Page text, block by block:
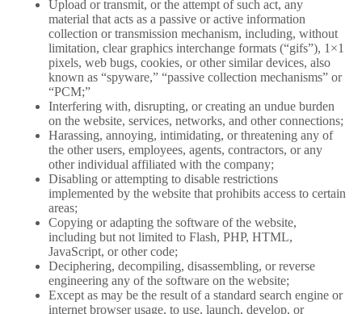
Upload or transmit, or the attempt of such act, any
material that acts as a passive or active information
collection or transmission mechanism, including, without
limitation, clear graphics interchange formats (“gifs”), 1×1
pixels, web bugs, cookies, or other similar devices, also
known as “spyware,” “passive collection mechanisms” or
“PCM;”
Interfering with, disrupting, or creating an undue burden
on the website, services, networks, and other connections;
Harassing, annoying, intimidating, or threatening any of
the other users, employees, agents, contractors, or any
other individual affiliated with the company;
Disabling or attempting to disable restrictions
implemented by the website that prohibits access to certain
areas;
Copying or adapting the software of the website,
including but not limited to Flash, PHP, HTML,
JavaScript, or other code;
Deciphering, decompiling, disassembling, or reverse
engineering any of the software on the website;
Except as may be the result of a standard search engine or
internet browser usage, to use, launch, develop, or